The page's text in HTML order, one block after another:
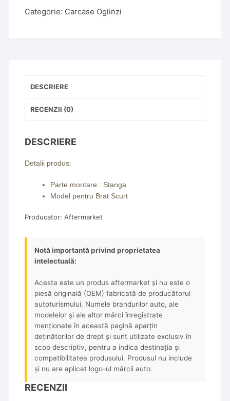
Peugeot
Boxer
Categorie: Carcase Oglinzi
DESCRIERE
RECENZII (0)
DESCRIERE
Detalii produs:
Parte montare : Stanga
Model pentru Brat Scurt
Producator: Aftermarket
Notă importantă privind proprietatea
intelectuală:
Acesta este un produs aftermarket și nu este o
piesă originală (OEM) fabricată de producătorul
autoturismului. Numele brandurilor auto, ale
modelelor și ale altor mărci înregistrate
menționate în această pagină aparțin
deținătorilor de drept și sunt utilizate exclusiv în
scop descriptiv, pentru a indica destinația și
compatibilitatea produsului. Produsul nu include
și nu are aplicat logo-ul mărcii auto.
RECENZII